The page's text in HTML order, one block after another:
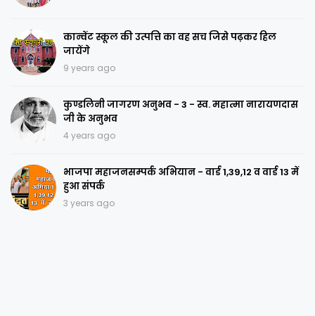
कान्वेंट स्कूल की उत्पत्ति का वह सच जिसे पढ़कर हिल
जायेंगे
9 years ago
कुण्डलिनी जागरण अनुभव - 3 - स्व. महात्मा नारायणदास
जी के अनुभव
4 years ago
भाजपा महाजनसम्पर्क अभियान - वार्ड 1,39,12 व वार्ड 13 में
हुआ संपर्क
3 years ago